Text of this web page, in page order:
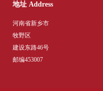
地址 Address
河南省新乡市
牧野区
建设东路46号
邮编453007